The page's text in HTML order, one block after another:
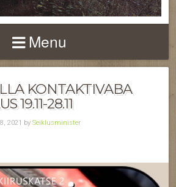
Menu
KONTAKTIVABA
19.11-28.11
2021 by Seiklusminister